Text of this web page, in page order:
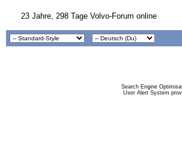
23 Jahre, 298 Tage Volvo-Forum online
Search Engine
User Alert System